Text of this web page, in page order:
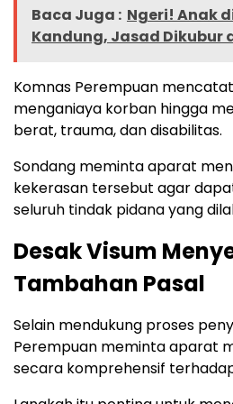
Baca Juga : Ngeri! Anak
Kandung, Jasad Dikubur
Komnas Perempuan
menganiaya korban hingga
berat, trauma, dan disabilitas.
Sondang meminta aparat
kekerasan tersebut agar
seluruh tindak pidana yang
Desak Visum
Tambahan Pasal
Selain mendukung proses
Perempuan meminta aparat
secara komprehensif